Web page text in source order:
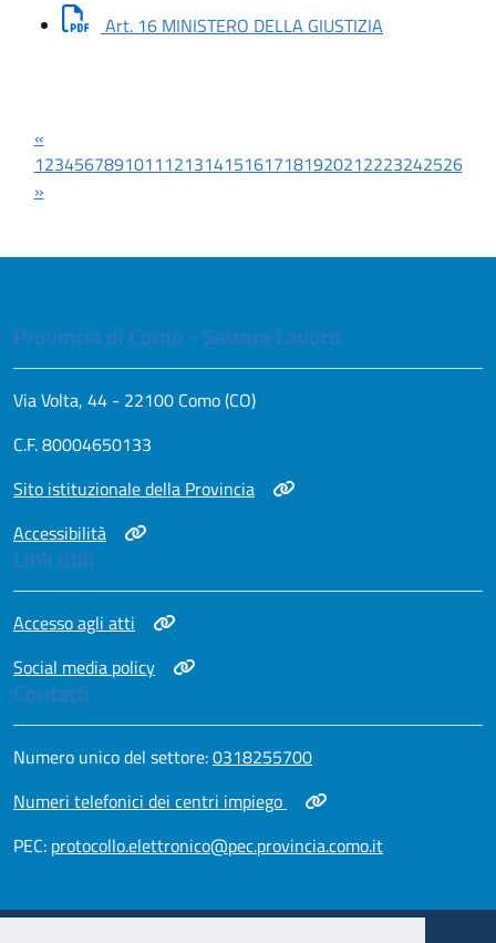
Art. 16 MINISTERO DELLA GIUSTIZIA
«
1234567891011121314151617181920212223242526
»
Provincia di Como - Settore Lavoro
Via Volta, 44 - 22100 Como (CO)
C.F. 80004650133
Apri in nuova scheda
Sito istituzionale della Provincia
Apri in nuova scheda
Accessibilità
Link utili
Apri in nuova scheda
Accesso agli atti
Apri in nuova scheda
Social media policy
Contatti
Numero unico del settore:Apri in nuova scheda
0318255700
Apri in nuova scheda
Numeri telefonici dei centri impiego
PEC: Apri in nuova scheda
protocollo.elettronico@pec.provincia.como.it